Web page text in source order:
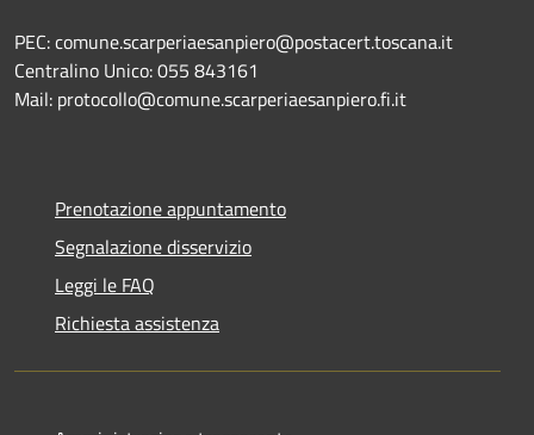
PEC: comune.scarperiaesanpiero@postacert.toscana.it
Centralino Unico: 055 843161
Mail: protocollo@comune.scarperiaesanpiero.fi.it
Prenotazione appuntamento
Segnalazione disservizio
Leggi le FAQ
Richiesta assistenza